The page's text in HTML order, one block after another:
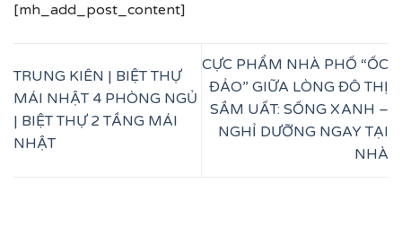
[mh_add_post_content]
TRUNG KIÊN | BIỆT THỰ
MÁI NHẬT 4 PHÒNG NGỦ
| BIỆT THỰ 2 TẦNG MÁI
NHẬT
CỰC PHẨM NHÀ PHỐ “ỐC
ĐẢO” GIỮA LÒNG ĐÔ THỊ
SẦM UẤT: SỐNG XANH –
NGHỈ DƯỠNG NGAY TẠI
NHÀ